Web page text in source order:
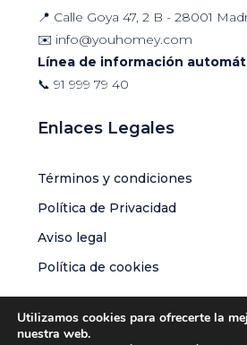
📍 Calle Goya 47, 2 B - 28001
✉️ info@youhomey.com
Línea de información
📞 91 999 79 40
Enlaces Legales
Términos y condiciones
Política de Privacidad
Aviso legal
Política de cookies
Utilizamos cookies para ofrecerte la
nuestra web.